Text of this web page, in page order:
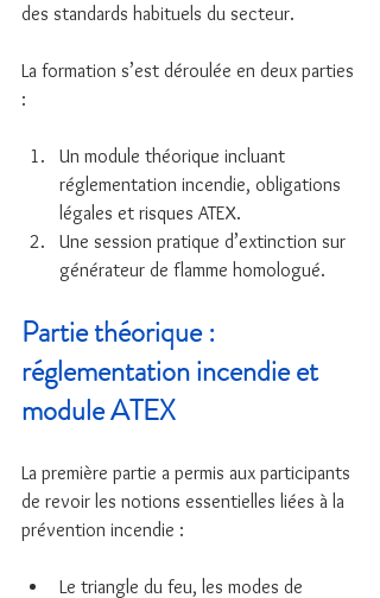
des standards habituels du secteur.
La formation s’est déroulée en deux parties
:
Un module théorique incluant
réglementation incendie, obligations
légales et risques ATEX.
Une session pratique d’extinction sur
générateur de flamme homologué.
Partie théorique :
réglementation incendie et
module ATEX
La première partie a permis aux participants
de revoir les notions essentielles liées à la
prévention incendie :
Le triangle du feu, les modes de